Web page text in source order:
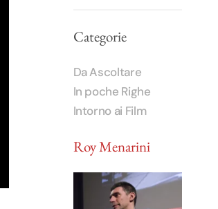
Categorie
Da Ascoltare
In poche Righe
Intorno ai Film
Roy Menarini